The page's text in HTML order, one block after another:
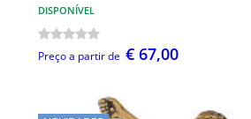
DISPONÍVEL
Preço a partir de € 67,00